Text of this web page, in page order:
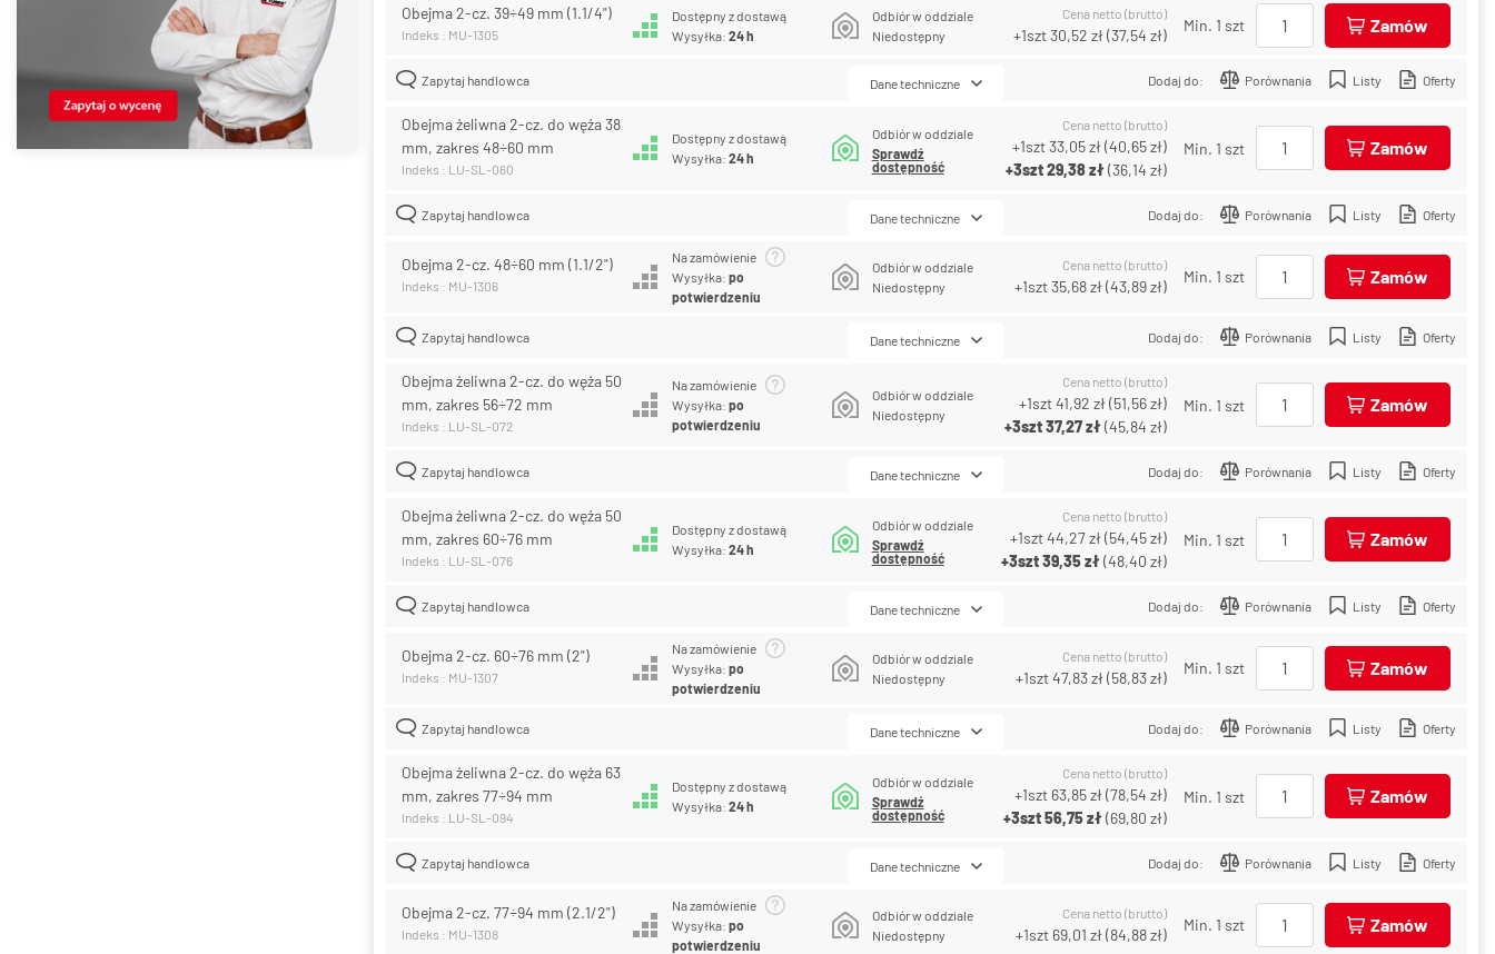
Obejma 2-cz. 39÷49 mm (1.1/4")
Indeks : MU-1305
Dostępny z dostawą
Wysyłka:24 h
Odbiór w oddziale
Niedostępny
Cena netto (brutto)
+1szt30,52 zł(37,54 zł)
Min. 1 szt Zamów
Zapytaj handlowca Dodaj do: Porównania Listy Oferty
Dane techniczne
Obejma żeliwna 2-cz. do węża 38
mm, zakres 48÷60 mm
Indeks : LU-SL-060
Dostępny z dostawą
Wysyłka:24 h
Odbiór w oddziale
Sprawdź
dostępność
Cena netto (brutto)
+1szt33,05 zł(40,65 zł)
+3szt29,38 zł(36,14 zł)
Min. 1 szt Zamów
Zapytaj handlowca Dodaj do: Porównania Listy Oferty
Dane techniczne
Obejma 2-cz. 48÷60 mm (1.1/2")
Indeks : MU-1306
Na zamówienie
Wysyłka:po
potwierdzeniu
Odbiór w oddziale
Niedostępny
Cena netto (brutto)
+1szt35,68 zł(43,89 zł)
Min. 1 szt Zamów
Zapytaj handlowca Dodaj do: Porównania Listy Oferty
Dane techniczne
Obejma żeliwna 2-cz. do węża 50
mm, zakres 56÷72 mm
Indeks : LU-SL-072
Na zamówienie
Wysyłka:po
potwierdzeniu
Odbiór w oddziale
Niedostępny
Cena netto (brutto)
+1szt41,92 zł(51,56 zł)
+3szt37,27 zł(45,84 zł)
Min. 1 szt Zamów
Zapytaj handlowca Dodaj do: Porównania Listy Oferty
Dane techniczne
Obejma żeliwna 2-cz. do węża 50
mm, zakres 60÷76 mm
Indeks : LU-SL-076
Dostępny z dostawą
Wysyłka:24 h
Odbiór w oddziale
Sprawdź
dostępność
Cena netto (brutto)
+1szt44,27 zł(54,45 zł)
+3szt39,35 zł(48,40 zł)
Min. 1 szt Zamów
Zapytaj handlowca Dodaj do: Porównania Listy Oferty
Dane techniczne
Obejma 2-cz. 60÷76 mm (2")
Indeks : MU-1307
Na zamówienie
Wysyłka:po
potwierdzeniu
Odbiór w oddziale
Niedostępny
Cena netto (brutto)
+1szt47,83 zł(58,83 zł)
Min. 1 szt Zamów
Zapytaj handlowca Dodaj do: Porównania Listy Oferty
Dane techniczne
Obejma żeliwna 2-cz. do węża 63
mm, zakres 77÷94 mm
Indeks : LU-SL-094
Dostępny z dostawą
Wysyłka:24 h
Odbiór w oddziale
Sprawdź
dostępność
Cena netto (brutto)
+1szt 63,85 zł(78,54 zł)
+3szt56,75 zł(69,80 zł)
Min. 1 szt Zamów
Zapytaj handlowca Dodaj do: Porównania Listy Oferty
Dane techniczne
Obejma 2-cz. 77÷94 mm (2.1/2")
Indeks : MU-1308
Na zamówienie
Wysyłka:po
potwierdzeniu
Odbiór w oddziale
Niedostępny
Cena netto (brutto)
+1szt 69,01 zł(84,88 zł)
Min. 1 szt Zamów